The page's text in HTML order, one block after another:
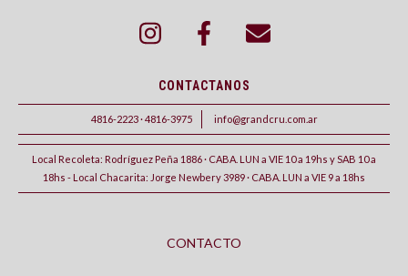
CONTACTANOS
4816-2223 · 4816-3975 info@grandcru.com.ar
Local Recoleta: Rodríguez Peña 1886 · CABA. LUN a VIE 10 a 19hs y SAB 10 a
18hs - Local Chacarita: Jorge Newbery 3989 · CABA. LUN a VIE 9 a 18hs
CONTACTO